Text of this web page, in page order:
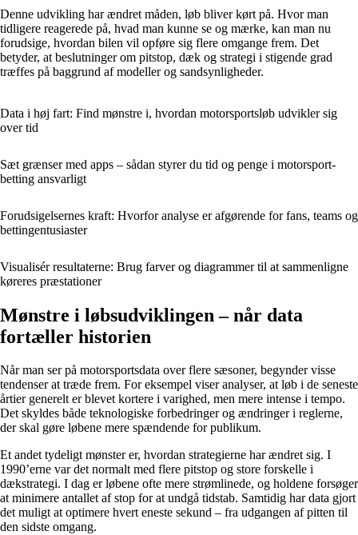
Denne udvikling har ændret måden, løb bliver kørt på. Hvor man
tidligere reagerede på, hvad man kunne se og mærke, kan man nu
forudsige, hvordan bilen vil opføre sig flere omgange frem. Det
betyder, at beslutninger om pitstop, dæk og strategi i stigende grad
træffes på baggrund af modeller og sandsynligheder.
Data i høj fart: Find mønstre i, hvordan motorsportsløb udvikler sig
over tid
Sæt grænser med apps – sådan styrer du tid og penge i motorsport-
betting ansvarligt
Forudsigelsernes kraft: Hvorfor analyse er afgørende for fans, teams og
bettingentusiaster
Visualisér resultaterne: Brug farver og diagrammer til at sammenligne
køreres præstationer
Mønstre i løbsudviklingen – når data
fortæller historien
Når man ser på motorsportsdata over flere sæsoner, begynder visse
tendenser at træde frem. For eksempel viser analyser, at løb i de seneste
årtier generelt er blevet kortere i varighed, men mere intense i tempo.
Det skyldes både teknologiske forbedringer og ændringer i reglerne,
der skal gøre løbene mere spændende for publikum.
Et andet tydeligt mønster er, hvordan strategierne har ændret sig. I
1990’erne var det normalt med flere pitstop og store forskelle i
dækstrategi. I dag er løbene ofte mere strømlinede, og holdene forsøger
at minimere antallet af stop for at undgå tidstab. Samtidig har data gjort
det muligt at optimere hvert eneste sekund – fra udgangen af pitten til
den sidste omgang.